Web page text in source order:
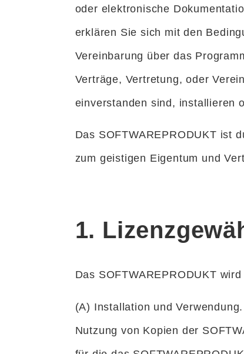
oder elektronische
erklären Sie sich mit den
Vereinbarung über das
Verträge, Vertretung, oder
einverstanden sind, installieren
Das SOFTWAREPRODUKT ist
zum geistigen Eigentum und
1.
Das SOFTWAREPRODUKT
(A) Installation und
Nutzung von Kopien der